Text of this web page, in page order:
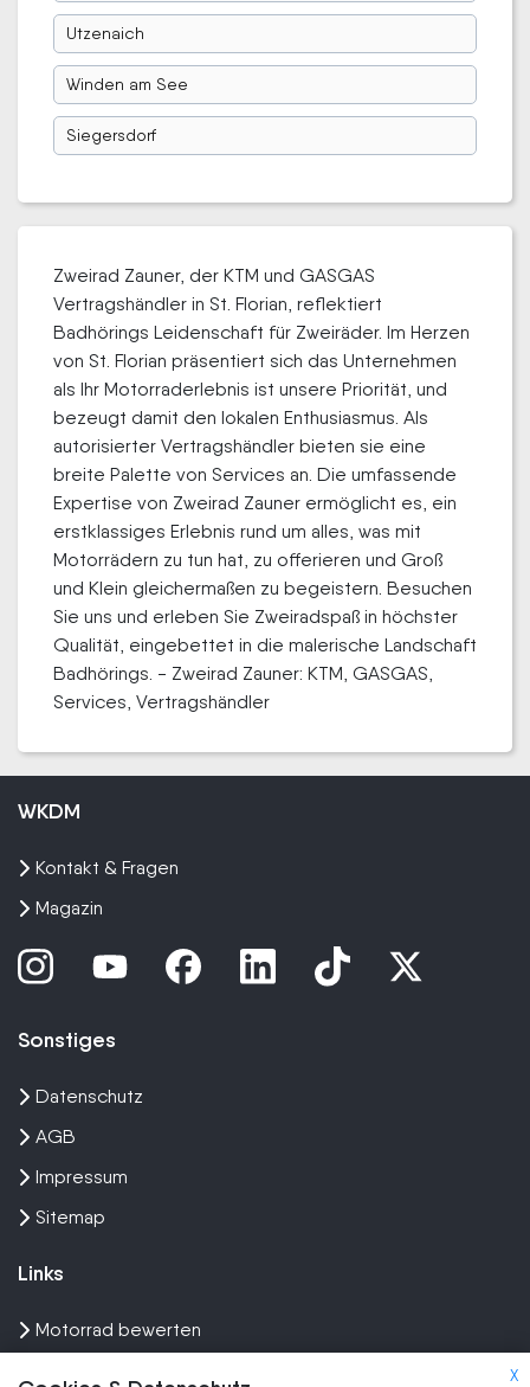
Utzenaich
Winden am See
Siegersdorf
Zweirad Zauner, der KTM und GASGAS
Vertragshändler in St. Florian, reflektiert
Badhörings Leidenschaft für Zweiräder. Im Herzen
von St. Florian präsentiert sich das Unternehmen
als Ihr Motorraderlebnis ist unsere Priorität, und
bezeugt damit den lokalen Enthusiasmus. Als
autorisierter Vertragshändler bieten sie eine
breite Palette von Services an. Die umfassende
Expertise von Zweirad Zauner ermöglicht es, ein
erstklassiges Erlebnis rund um alles, was mit
Motorrädern zu tun hat, zu offerieren und Groß
und Klein gleichermaßen zu begeistern. Besuchen
Sie uns und erleben Sie Zweiradspaß in höchster
Qualität, eingebettet in die malerische Landschaft
Badhörings. - Zweirad Zauner: KTM, GASGAS,
Services, Vertragshändler
X
WKDM
Kontakt & Fragen
Magazin
Sonstiges
Datenschutz
AGB
Impressum
Sitemap
Links
Motorrad bewerten